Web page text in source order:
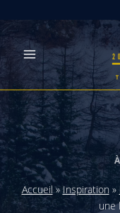
Skip
to
content
Accueil»Inspiration»
une